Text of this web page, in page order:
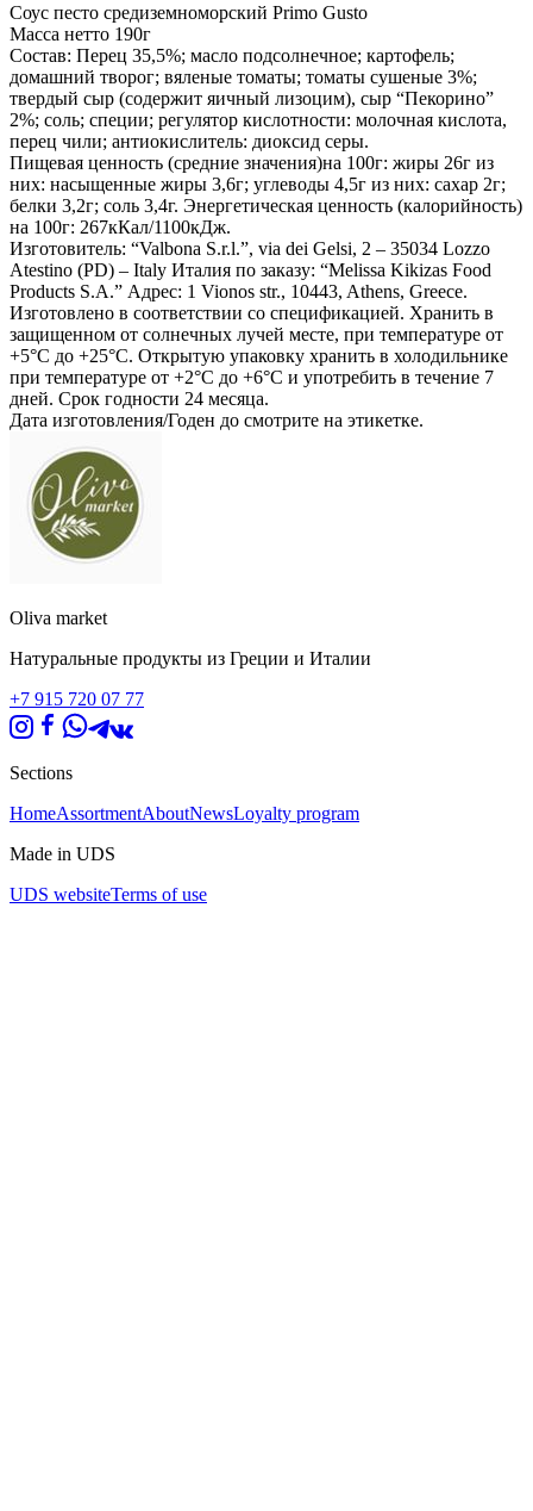
Соус песто средиземноморский Primo Gusto
Масса нетто 190г
Состав: Перец 35,5%; масло подсолнечное; картофель;
домашний творог; вяленые томаты; томаты сушеные 3%;
твердый сыр (содержит яичный лизоцим), сыр “Пекорино”
2%; соль; специи; регулятор кислотности: молочная кислота,
перец чили; антиокислитель: диоксид серы.
Пищевая ценность (средние значения)на 100г: жиры 26г из
них: насыщенные жиры 3,6г; углеводы 4,5г из них: сахар 2г;
белки 3,2г; соль 3,4г. Энергетическая ценность (калорийность)
на 100г: 267кКал/1100кДж.
Изготовитель: “Valbona S.r.l.”, via dei Gelsi, 2 – 35034 Lozzo
Atestino (PD) – Italy Италия по заказу: “Melissa Kikizas Food
Products S.A.” Адрес: 1 Vionos str., 10443, Athens, Greece.
Изготовлено в соответствии со спецификацией. Хранить в
защищенном от солнечных лучей месте, при температуре от
+5°С до +25°С. Открытую упаковку хранить в холодильнике
при температуре от +2°С до +6°С и употребить в течение 7
дней. Срок годности 24 месяца.
Дата изготовления/Годен до смотрите на этикетке.
Oliva market
Натуральные продукты из Греции и Италии
+7 915 720 07 77
Sections
HomeAssortmentAboutNewsLoyalty program
Made in UDS
UDS websiteTerms of use